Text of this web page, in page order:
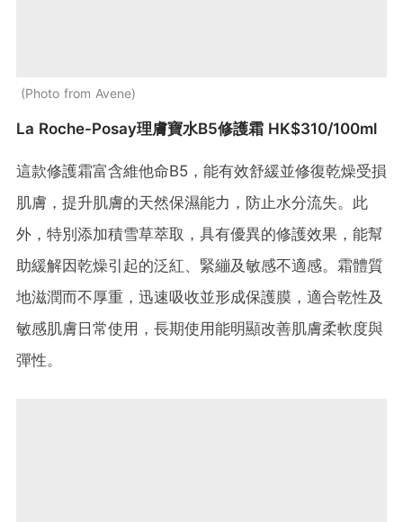
Photo from Avene
La Roche-Posay理膚寶水B5修護霜 HK$310/100ml
這款修護霜富含維他命B5，能有效舒緩並修復乾燥受損
肌膚，提升肌膚的天然保濕能力，防止水分流失。此
外，特別添加積雪草萃取，具有優異的修護效果，能幫
助緩解因乾燥引起的泛紅、緊繃及敏感不適感。霜體質
地滋潤而不厚重，迅速吸收並形成保護膜，適合乾性及
敏感肌膚日常使用，長期使用能明顯改善肌膚柔軟度與
彈性。